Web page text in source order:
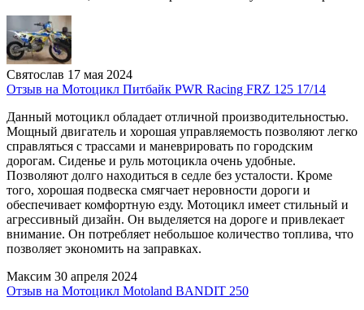
Святослав 17 мая 2024
Отзыв на Мотоцикл Питбайк PWR Racing FRZ 125 17/14
Данный мотоцикл обладает отличной производительностью.
Мощный двигатель и хорошая управляемость позволяют легко
справляться с трассами и маневрировать по городским
дорогам. Сиденье и руль мотоцикла очень удобные.
Позволяют долго находиться в седле без усталости. Кроме
того, хорошая подвеска смягчает неровности дороги и
обеспечивает комфортную езду. Мотоцикл имеет стильный и
агрессивный дизайн. Он выделяется на дороге и привлекает
внимание. Он потребляет небольшое количество топлива, что
позволяет экономить на заправках.
Максим 30 апреля 2024
Отзыв на Мотоцикл Motoland BANDIT 250